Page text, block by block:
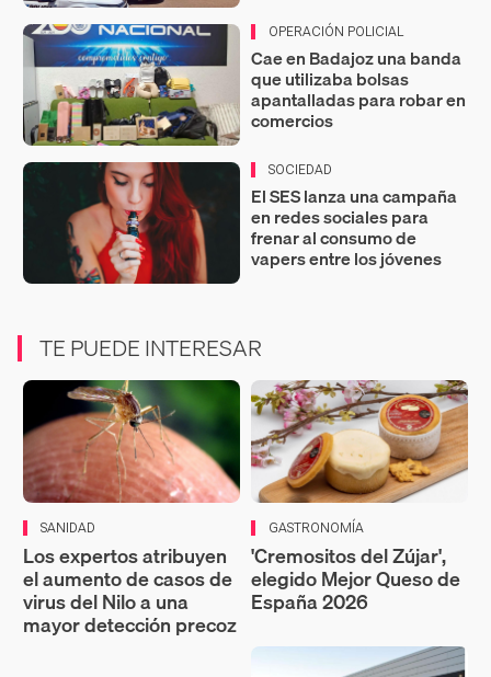
OPERACIÓN POLICIAL
Cae en Badajoz una banda
que utilizaba bolsas
apantalladas para robar en
comercios
SOCIEDAD
El SES lanza una campaña
en redes sociales para
frenar al consumo de
vapers entre los jóvenes
TE PUEDE INTERESAR
SANIDAD
Los expertos atribuyen
el aumento de casos de
virus del Nilo a una
mayor detección precoz
GASTRONOMÍA
'Cremositos del Zújar',
elegido Mejor Queso de
España 2026